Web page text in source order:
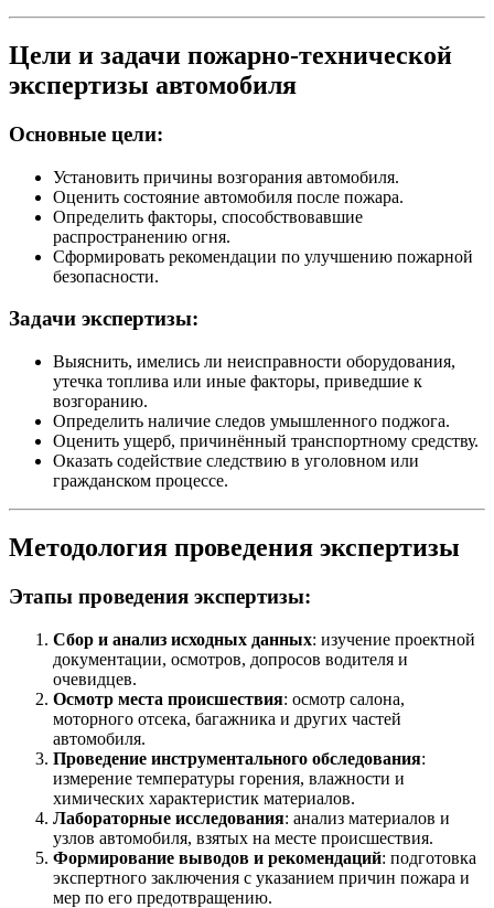
Цели и задачи пожарно-технической
экспертизы автомобиля
Основные цели:
Установить причины возгорания автомобиля.
Оценить состояние автомобиля после пожара.
Определить факторы, способствовавшие
распространению огня.
Сформировать рекомендации по улучшению пожарной
безопасности.
Задачи экспертизы:
Выяснить, имелись ли неисправности оборудования,
утечка топлива или иные факторы, приведшие к
возгоранию.
Определить наличие следов умышленного поджога.
Оценить ущерб, причинённый транспортному средству.
Оказать содействие следствию в уголовном или
гражданском процессе.
Методология проведения экспертизы
Этапы проведения экспертизы:
Сбор и анализ исходных данных: изучение проектной
документации, осмотров, допросов водителя и
очевидцев.
Осмотр места происшествия: осмотр салона,
моторного отсека, багажника и других частей
автомобиля.
Проведение инструментального обследования:
измерение температуры горения, влажности и
химических характеристик материалов.
Лабораторные исследования: анализ материалов и
узлов автомобиля, взятых на месте происшествия.
Формирование выводов и рекомендаций: подготовка
экспертного заключения с указанием причин пожара и
мер по его предотвращению.